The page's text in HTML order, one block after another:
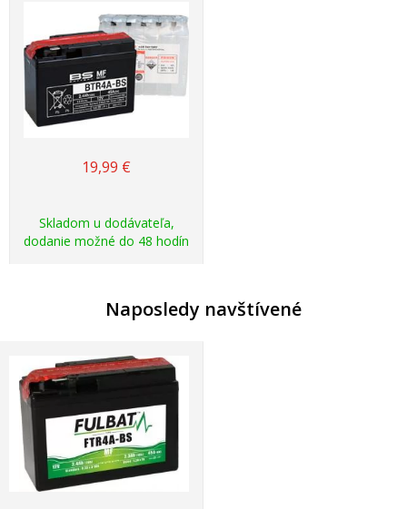
19,99 €
Skladom u dodávateľa,
dodanie možné do 48 hodín
Naposledy navštívené